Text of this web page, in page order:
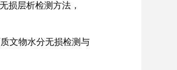
损层析检测方法 ，
文物水分无损检测与